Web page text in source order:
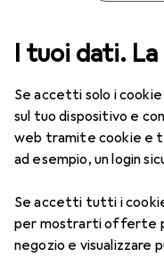
I tuoi dati.
Se accetti solo i
sul tuo dispositivo e
web tramite cookie e
ad esempio, un login
Se accetti tutti i
per mostrarti offerte
negozio e visualizzare
Cartucce Epson
EUR
Y